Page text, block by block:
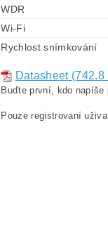
WDR
Wi-Fi
Rychlost snímkování
Datasheet (742.8
Buďte první, kdo
Pouze registrovaní